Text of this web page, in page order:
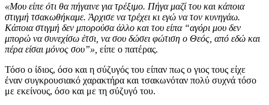
«Μου είπε ότι θα πήγαινε για τρέξιμο. Πήγα μαζί του και κάποια
στιγμή τσακωθήκαμε. Άρχισε να τρέχει κι εγώ να τον κυνηγάω.
Κάποια στιγμή δεν μπορούσα άλλο και του είπα “αγόρι μου δεν
μπορώ να συνεχίσω έτσι, να σου δώσει φώτιση ο Θεός, από εδώ και
πέρα είσαι μόνος σου”», είπε ο πατέρας.
Τόσο ο ίδιος, όσο και η σύζυγός του είπαν πως ο γιος τους είχε
έναν συγκρουσιακό χαρακτήρα και τσακωνόταν πολύ συχνά τόσο
με εκείνους, όσο και με τη σύζυγό του.